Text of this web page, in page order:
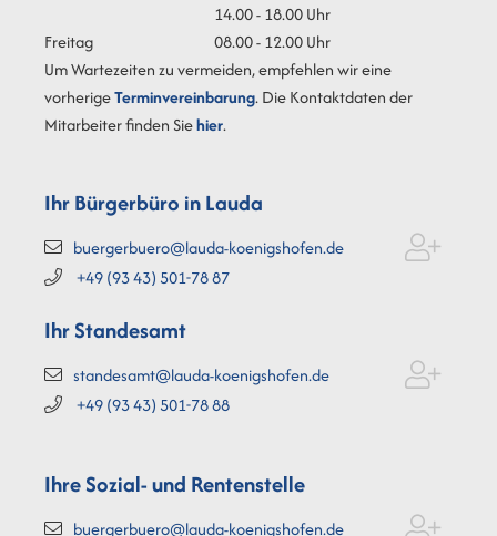
14.00 - 18.00 Uhr
Freitag
08.00 - 12.00 Uhr
Um Wartezeiten zu vermeiden, empfehlen wir eine
vorherigeTerminvereinbarung. Die Kontaktdaten der
Mitarbeiter finden Siehier.
Ihr Bürgerbüro in Lauda
buergerbuero@lauda-koenigshofen.de
+49 (9343) 501-7887
Ihr Standesamt
standesamt@lauda-koenigshofen.de
+49 (9343) 501-7888
Ihre Sozial- und Rentenstelle
buergerbuero@lauda-koenigshofen.de